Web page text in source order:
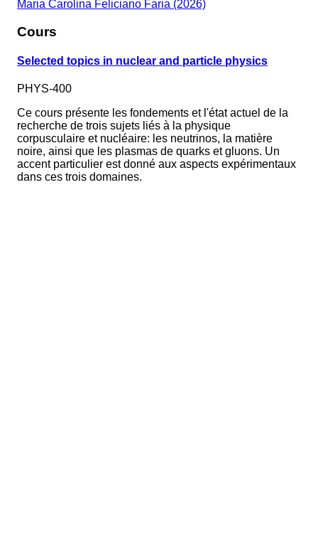
Maria Carolina Feliciano Faria (2026)
Cours
Selected topics in nuclear and particle physics
PHYS-400
Ce cours présente les fondements et l'état actuel de la
recherche de trois sujets liés à la physique
corpusculaire et nucléaire: les neutrinos, la matière
noire, ainsi que les plasmas de quarks et gluons. Un
accent particulier est donné aux aspects expérimentaux
dans ces trois domaines.